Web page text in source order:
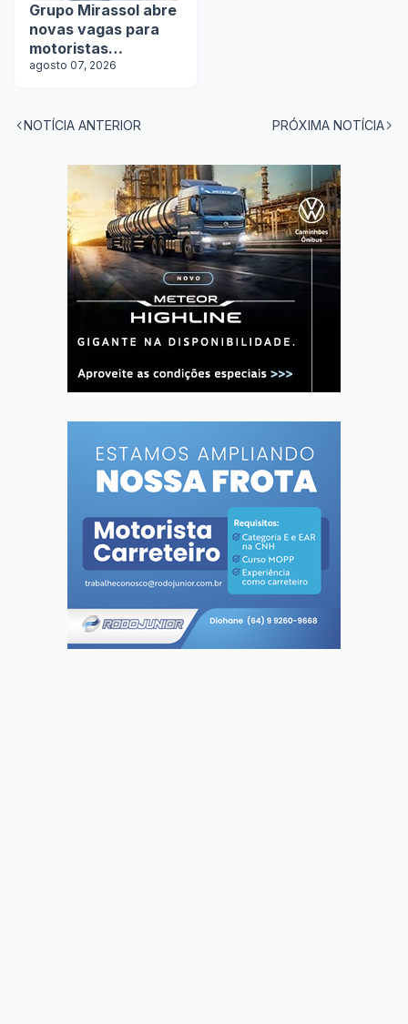
Grupo Mirassol abre
novas vagas para
motoristas
categoria D e E
agosto 07, 2026
NOTÍCIA ANTERIOR PRÓXIMA NOTÍCIA